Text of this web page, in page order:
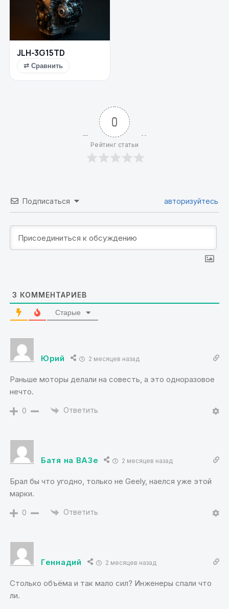
JLH-3G15TD
⇄ Сравнить
0
Рейтинг статьи
Подписаться авторизуйтесь
3 КОММЕНТАРИЕВ
Старые
Юрий 2 месяцев назад
Раньше моторы делали на совесть, а это одноразовое
нечто.
0 Ответить
Батя на ВАЗе 2 месяцев назад
Брал бы что угодно, только не Geely, наелся уже этой
марки.
0 Ответить
Геннадий 2 месяцев назад
Столько объёма и так мало сил? Инженеры спали что
ли.